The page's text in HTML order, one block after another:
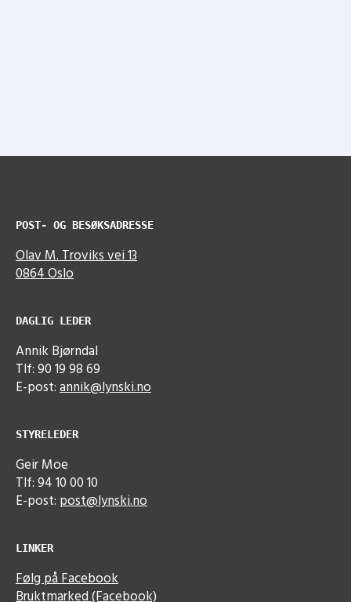
POST- OG BESØKSADRESSE
Olav M. Troviks vei 13
0864 Oslo
DAGLIG LEDER
Annik Bjørndal
Tlf: 90 19 98 69
E-post:annik@lynski.no
STYRELEDER
Geir Moe
Tlf: 94 10 00 10
E-post: post@lynski.no
LINKER
Følg på Facebook
Bruktmarked (Facebook)